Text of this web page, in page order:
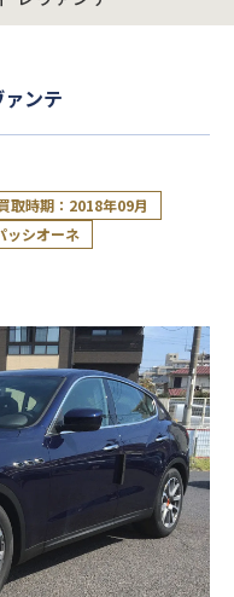
ンテ
取時期：2018年09月
ッシオーネ